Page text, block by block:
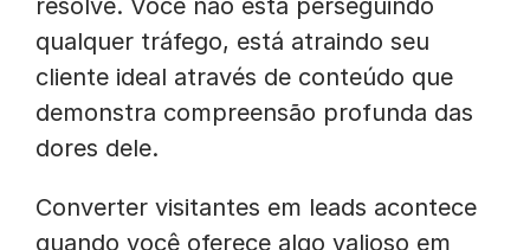
resolve. Você não está perseguindo
qualquer tráfego, está atraindo seu
cliente ideal através de conteúdo que
demonstra compreensão profunda das
dores dele.
Converter visitantes em leads acontece
quando você oferece algo valioso em